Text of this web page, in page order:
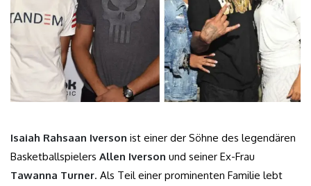
Isaiah Rahsaan Iverson ist einer der Söhne des legendären
Basketballspielers Allen Iverson und seiner Ex-Frau
Tawanna Turner. Als Teil einer prominenten Familie lebt